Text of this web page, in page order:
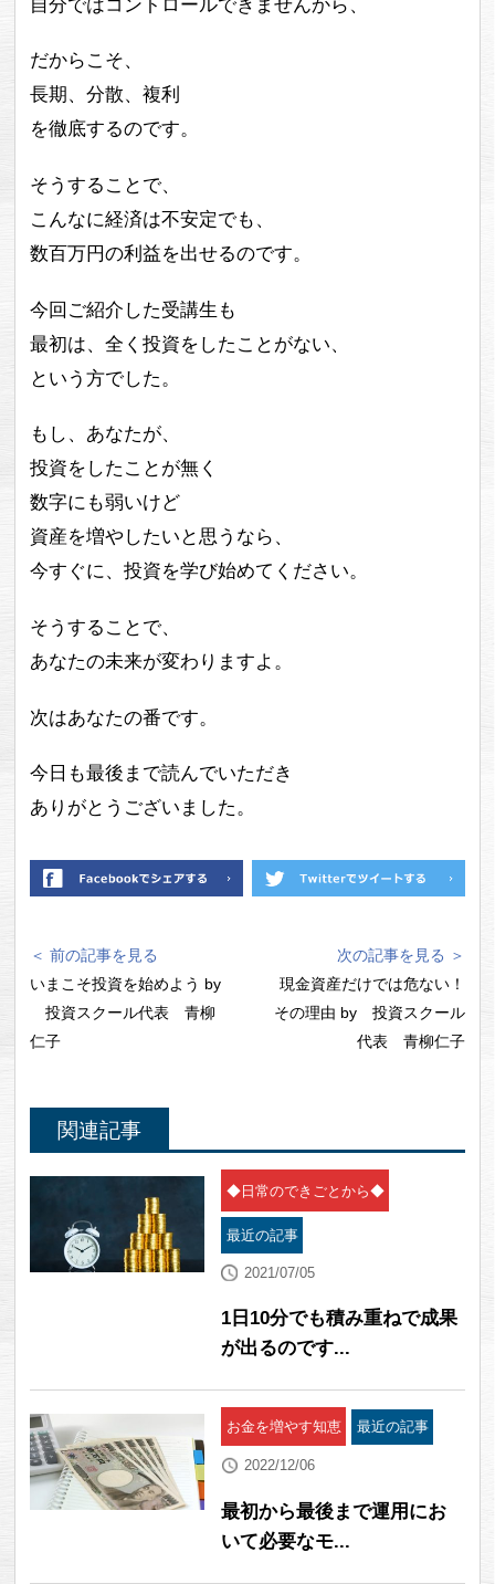
自分ではコントロールできませんから、
だからこそ、
長期、分散、複利
を徹底するのです。
そうすることで、
こんなに経済は不安定でも、
数百万円の利益を出せるのです。
今回ご紹介した受講生も
最初は、全く投資をしたことがない、
という方でした。
もし、あなたが、
投資をしたことが無く
数字にも弱いけど
資産を増やしたいと思うなら、
今すぐに、投資を学び始めてください。
そうすることで、
あなたの未来が変わりますよ。
次はあなたの番です。
今日も最後まで読んでいただき
ありがとうございました。
＜ 前の記事を見る
いまこそ投資を始めよう by
投資スクール代表 青柳
仁子
次の記事を見る ＞
現金資産だけでは危ない！
その理由 by 投資スクール
代表 青柳仁子
関連記事
◆日常のできごとから◆
最近の記事
2021/07/05
1日10分でも積み重ねで成果
が出るのです...
お金を増やす知恵 最近の記事
2022/12/06
最初から最後まで運用にお
いて必要なモ...